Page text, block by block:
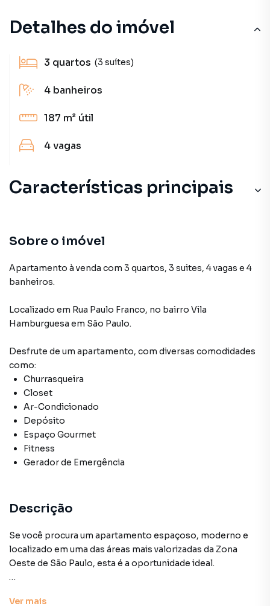
Detalhes do imóvel
3 quartos (3 suítes)
4 banheiros
187 m² útil
4vagas
Características principais
Sobre o imóvel
Apartamento à venda com 3 quartos, 3 suites, 4 vagas e 4
banheiros.
Localizado em Rua Paulo Franco, no bairro Vila
Hamburguesa em São Paulo.
Desfrute de um apartamento, com diversas comodidades
como:
Churrasqueira
Closet
Ar-Condicionado
Depósito
Espaço Gourmet
Fitness
Gerador de Emergência
Descrição
Se você procura um apartamento espaçoso, moderno e
localizado em uma das áreas mais valorizadas da Zona
Oeste de São Paulo, esta é a oportunidade ideal.
Ver mais